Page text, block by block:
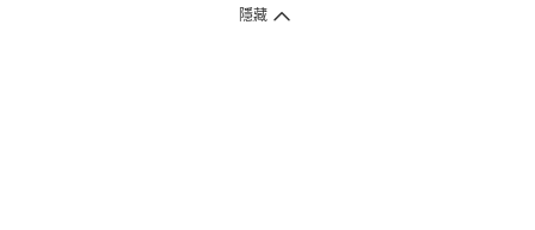
隱藏